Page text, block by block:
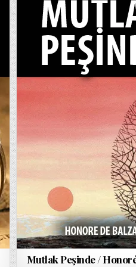
Mutlak Peşinde /